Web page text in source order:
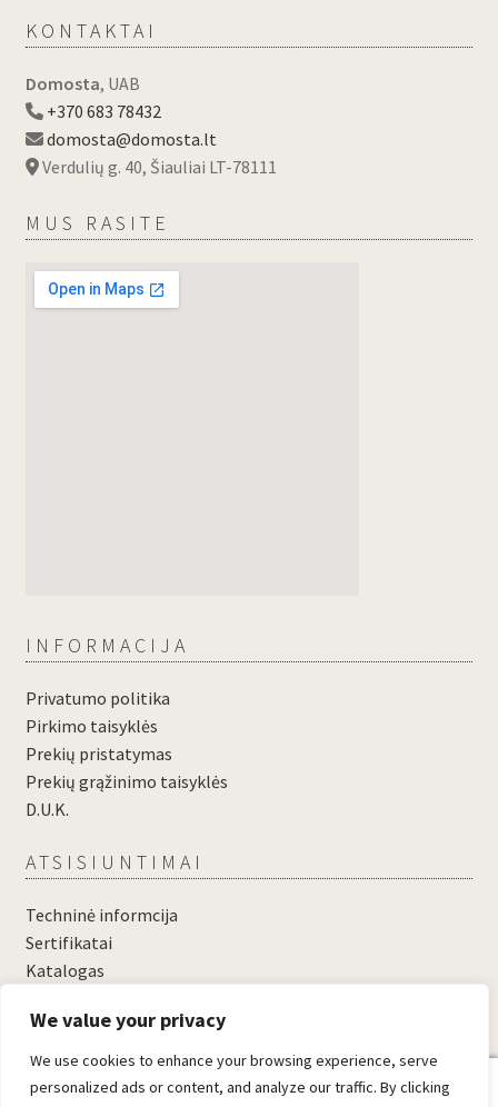
We value your privacy
We use cookies to enhance your browsing experience, serve
personalized ads or content, and analyze our traffic. By clicking
KONTAKTAI
Domosta, UAB
+370 683 78432
domosta@domosta.lt
Verdulių g. 40, Šiauliai LT-78111
MUS RASITE
INFORMACIJA
Privatumo politika
Pirkimo taisyklės
Prekių pristatymas
Prekių grąžinimo taisyklės
D.U.K.
ATSISIUNTIMAI
Techninė informcija
Sertifikatai
Katalogas
....
0